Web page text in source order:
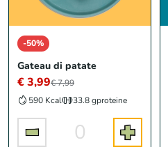
-50%
Gateau di patate
€ 3,99€ 7,99
590 Kcal
33.8 gproteine
0